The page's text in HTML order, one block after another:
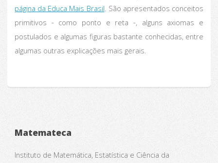
página da Educa Mais Brasil. São apresentados conceitos
primitivos - como ponto e reta -, alguns axiomas e
postulados e algumas figuras bastante conhecidas, entre
algumas outras explicações mais gerais.
Matemateca
Instituto de Matemática, Estatística e Ciência da